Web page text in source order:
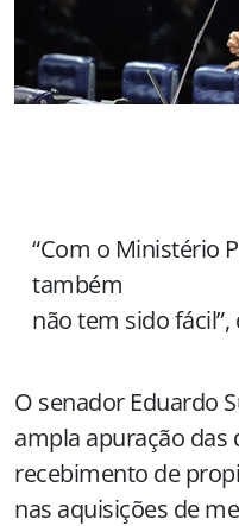
“Com o Ministério
também
não tem sido
O senador Eduardo
ampla apuração das
recebimento de
nas aquisições de